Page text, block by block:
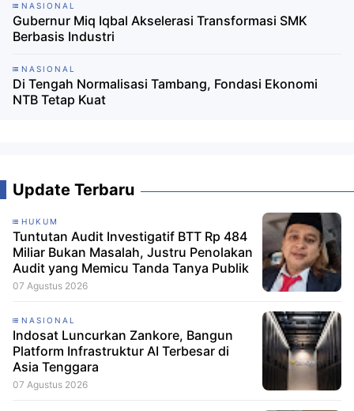
NASIONAL
Gubernur Miq Iqbal Akselerasi Transformasi SMK
Berbasis Industri
NASIONAL
Di Tengah Normalisasi Tambang, Fondasi Ekonomi
NTB Tetap Kuat
Update Terbaru
HUKUM
Tuntutan Audit Investigatif BTT Rp 484
Miliar Bukan Masalah, Justru Penolakan
Audit yang Memicu Tanda Tanya Publik
07 Agustus 2026
NASIONAL
Indosat Luncurkan Zankore, Bangun
Platform Infrastruktur AI Terbesar di
Asia Tenggara
07 Agustus 2026